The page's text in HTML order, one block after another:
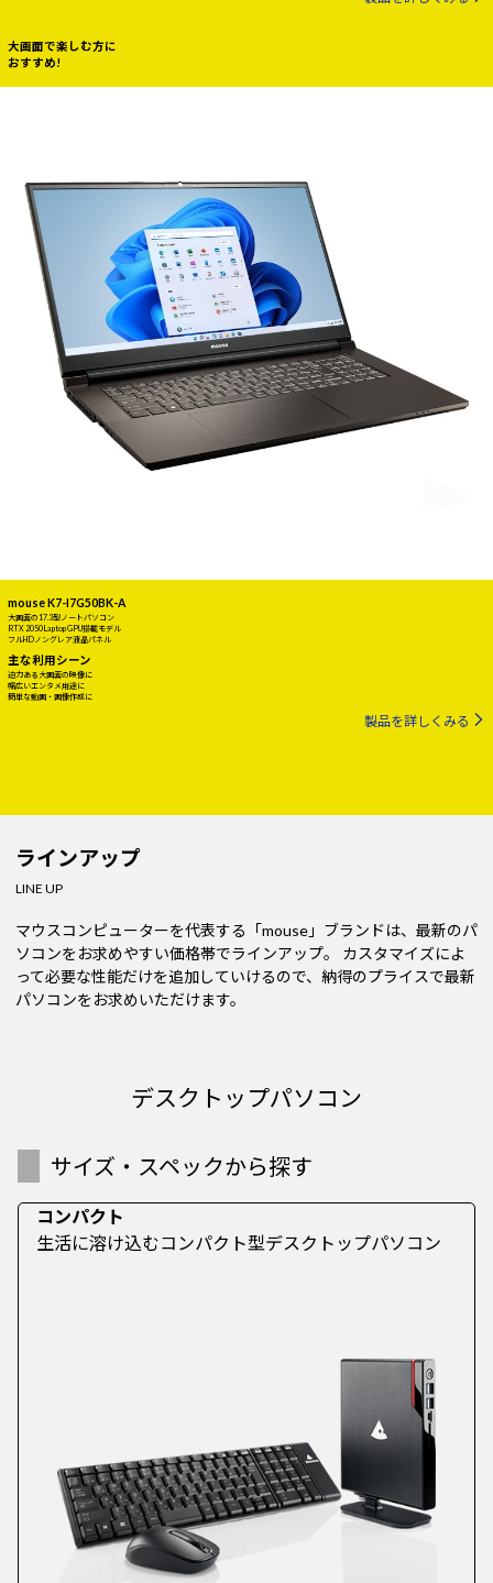
大画面で楽しむ方に
おすすめ!
mouse K7-I7G50BK-A
大画面の17.3型ノートパソコン
RTX 2050 Laptop GPU搭載モデル
フルHDノングレア液晶パネル
主な利用シーン
迫力ある大画面の映像に
幅広いエンタメ用途に
簡単な動画・画像作成に
製品を詳しくみる
ラインアップ
LINE UP
マウスコンピューターを代表する「mouse」ブランドは、最新のパ
ソコンをお求めやすい価格帯でラインアップ。 カスタマイズによ
って必要な性能だけを追加していけるので、納得のプライスで最新
パソコンをお求めいただけます。
デスクトップパソコン
サイズ・スペックから探す
コンパクト
生活に溶け込むコンパクト型デスクトップパソコン